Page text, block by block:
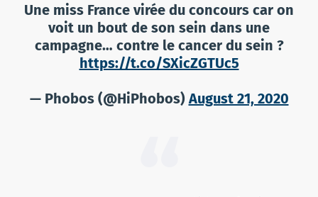
Une miss France virée du concours car on
voit un bout de son sein dans une
campagne… contre le cancer du sein ?
https://t.co/SXicZGTUc5
— Phobos (@HiPhobos) August 21, 2020